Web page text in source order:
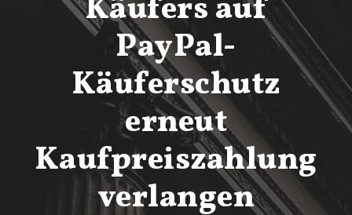
Käufers auf
PayPal-
Käuferschutz
erneut
Kaufpreiszahlung
verlangen